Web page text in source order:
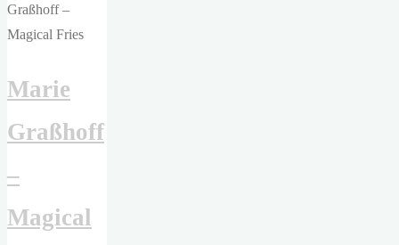
und
Marie
Graßhoff
–
Magical